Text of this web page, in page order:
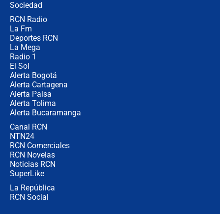
Sociedad
RCN Radio
La Fm
Deportes RCN
La Mega
Radio 1
El Sol
Alerta Bogotá
Alerta Cartagena
Alerta Paisa
Alerta Tolima
Alerta Bucaramanga
Canal RCN
NTN24
RCN Comerciales
RCN Novelas
Noticias RCN
SuperLike
La República
RCN Social